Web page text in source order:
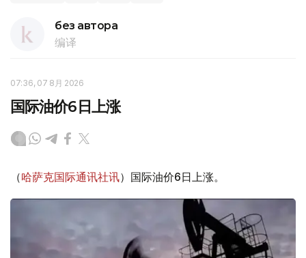
без автора
编译
07:36, 07 8月 2026
国际油价6日上涨
（哈萨克国际通讯社讯）国际油价6日上涨。